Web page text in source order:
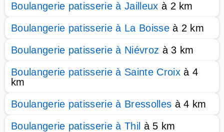
Boulangerie patisserie à Jailleux à 2 km
Boulangerie patisserie à La Boisseà 2 km
Boulangerie patisserie à Niévroz à 3 km
Boulangerie patisserie à Sainte Croixà 4
km
Boulangerie patisserie à Bressolles à 4 km
Boulangerie patisserie à Thil à 5 km